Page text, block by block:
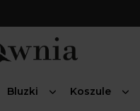
Bluzki Koszule